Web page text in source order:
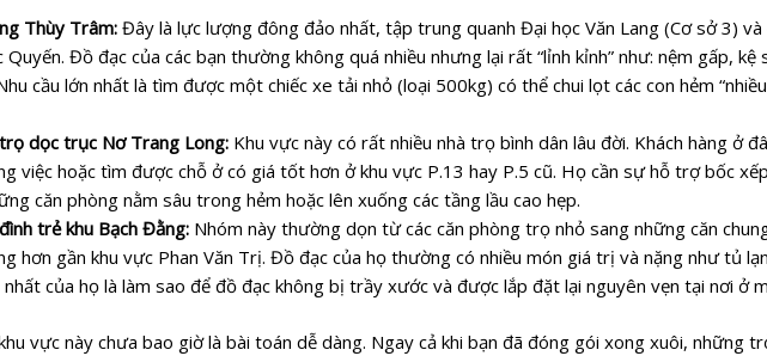
Thùy Trâm: Đây là lực lượng đông đảo nhất, tập trung quanh Đại học Văn Lang (Cơ sở 3) và
Đồ đạc của các bạn thường không quá nhiều nhưng lại rất “lỉnh kỉnh” như: nệm gấp, kệ
cầu lớn nhất là tìm được một chiếc xe tải nhỏ (loại 500kg) có thể chui lọt các con hẻm
dọc trục Nơ Trang Long: Khu vực này có rất nhiều nhà trọ bình dân lâu đời. Khách hàng ở
việc hoặc tìm được chỗ ở có giá tốt hơn ở khu vực P.13 hay P.5 cũ. Họ cần sự hỗ trợ bốc
căn phòng nằm sâu trong hẻm hoặc lên xuống các tầng lầu cao hẹp.
trẻ khu Bạch Đằng: Nhóm này thường dọn từ các căn phòng trọ nhỏ sang những căn
hơn gần khu vực Phan Văn Trị. Đồ đạc của họ thường có nhiều món giá trị và nặng như tủ
của họ là làm sao để đồ đạc không bị trầy xước và được lắp đặt lại nguyên vẹn tại nơi ở
vực này chưa bao giờ là bài toán dễ dàng. Ngay cả khi bạn đã đóng gói xong xuôi, những